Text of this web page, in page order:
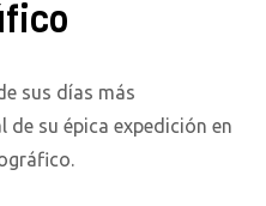
sus días más
su épica expedición en